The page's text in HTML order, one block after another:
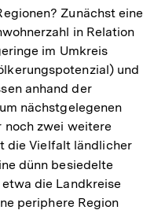
Zunächst eine
in Relation
im Umkreis
und
anhand der
nächstgelegenen
noch zwei weitere
die Vielfalt ländlicher
dünn besiedelte
die Landkreise
periphere Region